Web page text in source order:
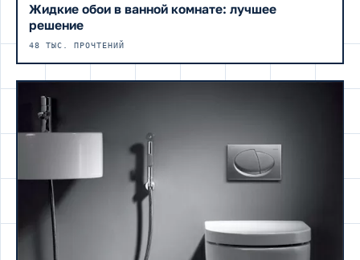
Жидкие обои в ванной комнате: лучшее
решение
48 ТЫС. ПРОЧТЕНИЙ